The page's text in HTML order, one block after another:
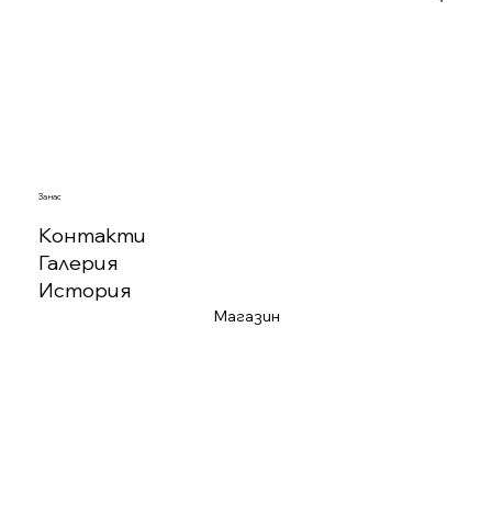
За нас
Контакти
Галерия
История
Магазин